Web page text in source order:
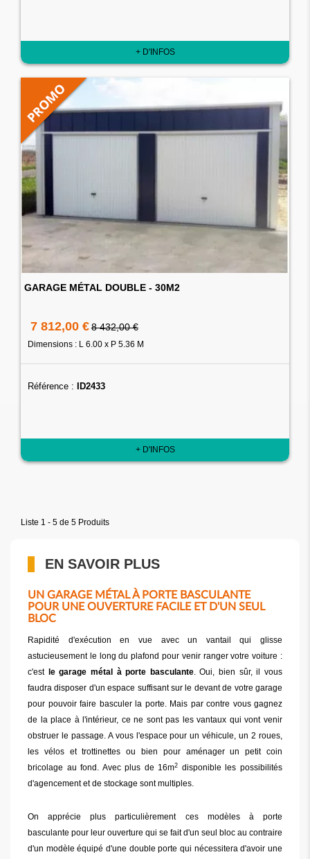
+ D'INFOS
GARAGE MÉTAL DOUBLE - 30M2
7 812,00 €8 432,00 €
Dimensions : L 6.00 x P 5.36 M
Référence : ID2433
+ D'INFOS
Liste 1 - 5 de 5 Produits
EN SAVOIR PLUS
UN GARAGE MÉTAL À PORTE BASCULANTE
POUR UNE OUVERTURE FACILE ET D'UN SEUL
BLOC
Rapidité d'exécution en vue avec un vantail qui glisse
astucieusement le long du plafond pour venir ranger votre voiture :
c'est le garage métal à porte basculante. Oui, bien sûr, il vous
faudra disposer d'un espace suffisant sur le devant de votre garage
pour pouvoir faire basculer la porte. Mais par contre vous gagnez
de la place à l'intérieur, ce ne sont pas les vantaux qui vont venir
obstruer le passage. A vous l'espace pour un véhicule, un 2 roues,
les vélos et trottinettes ou bien pour aménager un petit coin
bricolage au fond. Avec plus de 16m2 disponible les possibilités
d'agencement et de stockage sont multiples.
On apprécie plus particulièrement ces modèles à porte
basculante pour leur ouverture qui se fait d'un seul bloc au contraire
d'un modèle équipé d'une double porte qui nécessitera d'avoir une